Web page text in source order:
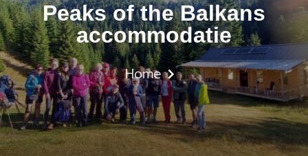
Peaks of the Balkans
accommodatie
Home